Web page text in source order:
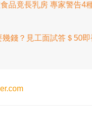
品竟長乳房 專家警告4
錢？見工面試答＄50